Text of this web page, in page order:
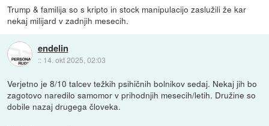
Trump & familija so s kripto in stock manipulacijo zaslužili že kar
nekaj milijard v zadnjih mesecih.
endelin
:: 14. okt 2025, 02:03
Verjetno je 8/10 talcev težkih psihičnih bolnikov sedaj. Nekaj jih bo
zagotovo naredilo samomor v prihodnjih mesecih/letih. Družine so
dobile nazaj drugega človeka.